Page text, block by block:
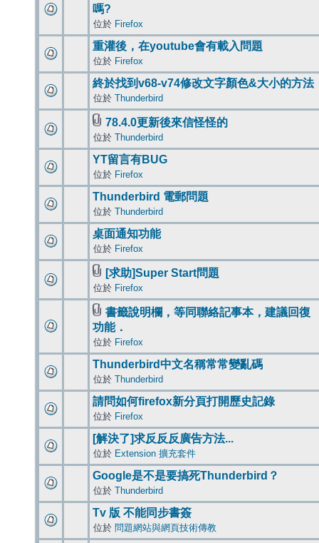
嗎?
位於 Firefox
重灌後，在youtube會有載入問題
位於 Firefox
終於找到v68-v74修改文字顏色&大小的方法
位於 Thunderbird
78.4.0更新後來信怪怪的
位於 Thunderbird
YT留言有BUG
位於 Firefox
Thunderbird 電郵問題
位於 Thunderbird
桌面通知功能
位於 Firefox
[求助]Super Start問題
位於 Firefox
書籤說明欄，等同聯絡記事本，建議回復
功能．
位於 Firefox
Thunderbird中文名稱常常變亂碼
位於 Thunderbird
請問如何firefox新分頁打開歷史記錄
位於 Firefox
[解決了]求反反反廣告方法...
位於 Extension 擴充套件
Google是不是要搞死Thunderbird？
位於 Thunderbird
Tv 版 不能同步書簽
位於 問題網站與網頁技術傳教